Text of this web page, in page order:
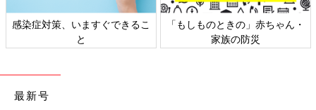
感染症対策、いますぐできるこ
と
「もしものときの」赤ちゃん・
家族の防災
最新号